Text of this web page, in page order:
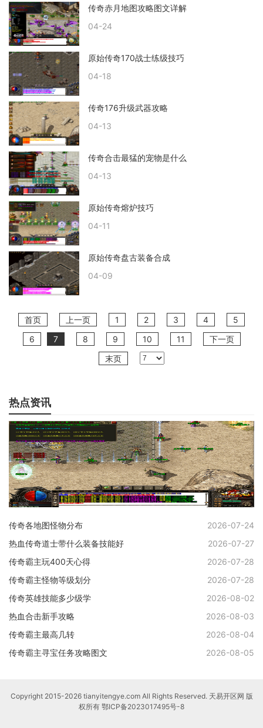
传奇赤月地图攻略图文详解
04-24
原始传奇170战士练级技巧
04-18
传奇176升级武器攻略
04-13
传奇合击最猛的宠物是什么
04-13
原始传奇熔炉技巧
04-11
原始传奇盘古装备合成
04-09
首页 上一页 1 2 3 4
5
6
7 8 9 10 11
下一页
末页
热点资讯
传奇各地图怪物分布
2026-07-24
热血传奇道士带什么装备技能好
2026-07-27
传奇霸主玩400天心得
2026-07-28
传奇霸主怪物等级划分
2026-07-28
传奇英雄技能多少级学
2026-08-02
热血合击新手攻略
2026-08-03
传奇霸主最高几转
2026-08-04
传奇霸主寻宝任务攻略图文
2026-08-05
Copyright 2015-2026 tianyitengye.com All Rights Reserved. 天易开区网 版
权所有 鄂ICP备2023017495号-8